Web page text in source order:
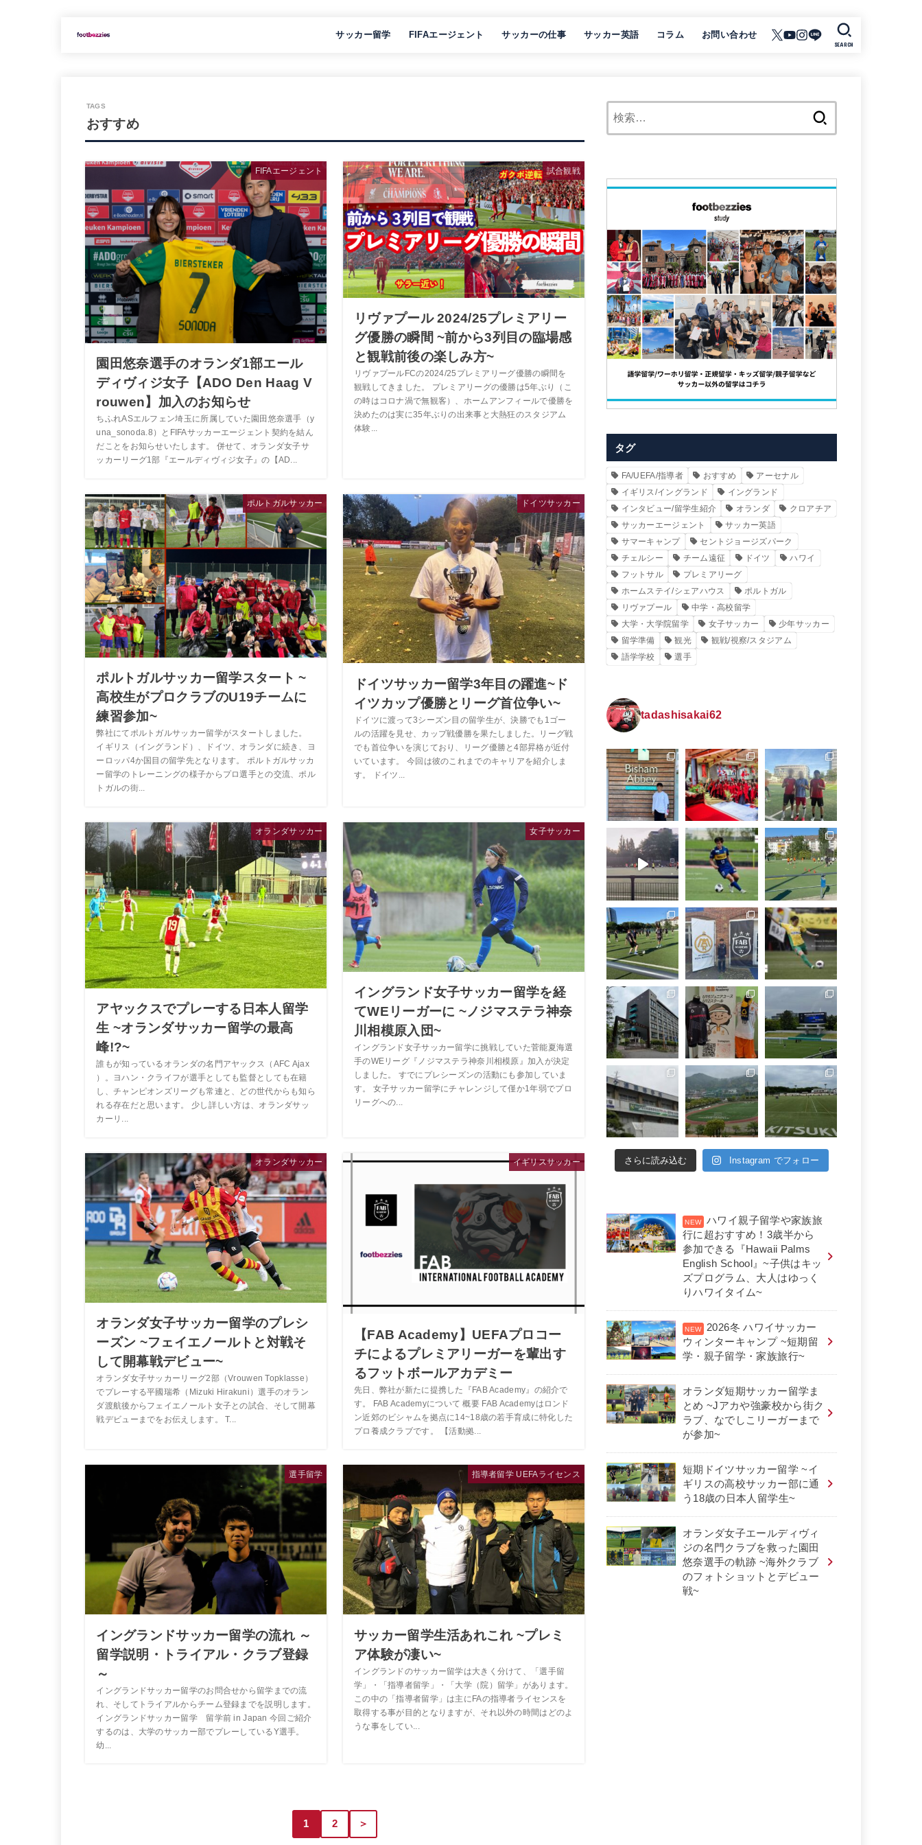
サッカー留学 FIFAエージェント サッカーの仕事 サッカー英語 コラム お問い合わせ
SEARCH
おすすめ
FIFAエージェント
園田悠奈選手のオランダ1部エール
ディヴィジ女子【ADO Den Haag V
rouwen】加入のお知らせ
ちふれASエルフェン埼玉に所属していた園田悠奈選手（y
una_sonoda.8）とFIFAサッカーエージェント契約を結ん
だことをお知らせいたします。 併せて、オランダ女子サ
ッカーリーグ1部『エールディヴィジ女子』の【AD...
試合観戦
リヴァプール 2024/25プレミアリー
グ優勝の瞬間 ~前から3列目の臨場感
と観戦前後の楽しみ方~
リヴァプールFCの2024/25プレミアリーグ優勝の瞬間を
観戦してきました。 プレミアリーグの優勝は5年ぶり（こ
の時はコロナ渦で無観客）、ホームアンフィールで優勝を
決めたのは実に35年ぶりの出来事と大熱狂のスタジアム
体験...
ポルトガルサッカー
ポルトガルサッカー留学スタート ~
高校生がプロクラブのU19チームに
練習参加~
弊社にてポルトガルサッカー留学がスタートしました。
イギリス（イングランド）、ドイツ、オランダに続き、ヨ
ーロッパ4か国目の留学先となります。 ポルトガルサッカ
ー留学のトレーニングの様子からプロ選手との交流、ポル
トガルの街...
ドイツサッカー
ドイツサッカー留学3年目の躍進~ド
イツカップ優勝とリーグ首位争い~
ドイツに渡って3シーズン目の留学生が、決勝でも1ゴー
ルの活躍を見せ、カップ戦優勝を果たしました。リーグ戦
でも首位争いを演じており、リーグ優勝と4部昇格が近付
いています。 今回は彼のこれまでのキャリアを紹介しま
す。 ドイツ...
オランダサッカー
アヤックスでプレーする日本人留学
生 ~オランダサッカー留学の最高
峰!?~
誰もが知っているオランダの名門アヤックス（AFC Ajax
）。ヨハン・クライフが選手としても監督としても在籍
し、チャンピオンズリーグも常連と、どの世代からも知ら
れる存在だと思います。 少し詳しい方は、オランダサッ
カーリ...
女子サッカー
イングランド女子サッカー留学を経
てWEリーガーに ~ノジマステラ神奈
川相模原入団~
イングランド女子サッカー留学に挑戦していた菅能夏海選
手のWEリーグ『ノジマステラ神奈川相模原』加入が決定
しました。 すでにプレシーズンの活動にも参加していま
す。 女子サッカー留学にチャレンジして僅か1年弱でプロ
リーグへの...
オランダサッカー
オランダ女子サッカー留学のプレシ
ーズン ~フェイエノールトと対戦そ
して開幕戦デビュー~
オランダ女子サッカーリーグ2部（Vrouwen Topklasse）
でプレーする平國瑞希（Mizuki Hirakuni）選手のオラン
ダ渡航後からフェイエノールト女子との試合、そして開幕
戦デビューまでをお伝えします。 T...
イギリスサッカー
【FAB Academy】UEFAプロコー
チによるプレミアリーガーを輩出す
るフットボールアカデミー
先日、弊社が新たに提携した『FAB Academy』の紹介で
す。 FAB Academyについて 概要 FAB Academyはロンド
ン近郊のビシャムを拠点に14~18歳の若手育成に特化した
プロ養成クラブです。 【活動拠...
選手留学
イングランドサッカー留学の流れ ～
留学説明・トライアル・クラブ登録
～
イングランドサッカー留学のお問合せから留学までの流
れ、そしてトライアルからチーム登録までを説明します。
イングランドサッカー留学 留学前 in Japan 今回ご紹介
するのは、大学のサッカー部でプレーしているY選手。
幼...
指導者留学 UEFAライセンス
サッカー留学生活あれこれ ~プレミ
ア体験が凄い~
イングランドのサッカー留学は大きく分けて、「選手留
学」・「指導者留学」・「大学（院）留学」があります。
この中の「指導者留学」は主にFAの指導者ライセンスを
取得する事が目的となりますが、それ以外の時間はどのよ
うな事をしてい...
1 2 ＞
タグ
FA/UEFA/指導者 おすすめ
アーセナル
イギリス/イングランド
イングランド
インタビュー/留学生紹介
オランダ
クロアチア
サッカーエージェント
サッカー英語
サマーキャンプ
セントジョージズパーク
チェルシー
チーム遠征 ドイツ
ハワイ
フットサル
プレミアリーグ
ホームステイ/シェアハウス
ポルトガル
リヴァプール
中学・高校留学
大学・大学院留学
女子サッカー
少年サッカー
留学準備
観光
観戦/視察/スタジアム
語学学校
選手
tadashisakai62
さらに読み込む Instagram でフォロー
ハワイ親子留学や家族旅
行に超おすすめ！3歳半から
参加できる『Hawaii Palms
English School』~子供はキッ
ズプログラム、大人はゆっく
りハワイタイム~
2026冬 ハワイサッカー
ウィンターキャンプ ~短期留
学・親子留学・家族旅行~
オランダ短期サッカー留学ま
とめ ~Jアカや強豪校から街ク
ラブ、なでしこリーガーまで
が参加~
短期ドイツサッカー留学 ~イ
ギリスの高校サッカー部に通
う18歳の日本人留学生~
オランダ女子エールディヴィ
ジの名門クラブを救った園田
悠奈選手の軌跡 ~海外クラブ
のフォトショットとデビュー
戦~